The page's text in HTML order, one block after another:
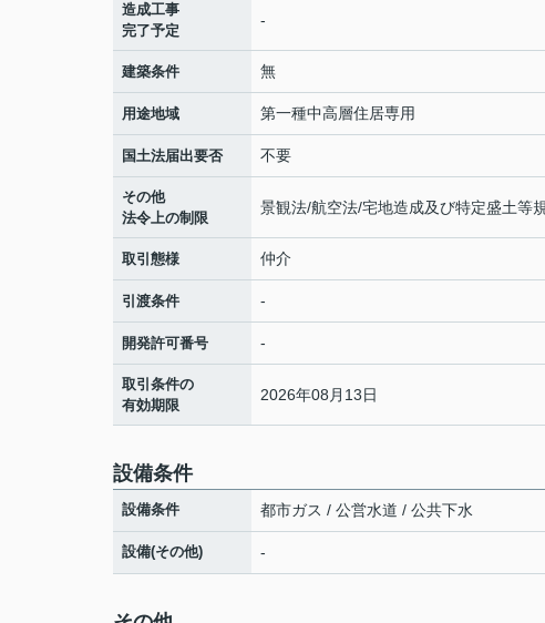
造成工事
完了予定
-
建築条件 無
用途地域 第一種中高層住居専用
国土法届出要否 不要
その他
法令上の制限
景観法/航空法/宅地造成及び特定盛土等
取引態様 仲介
引渡条件 -
開発許可番号 -
取引条件の
有効期限
2026年08月13日
設備条件
設備条件 都市ガス / 公営水道 / 公共下水
設備(その他) -